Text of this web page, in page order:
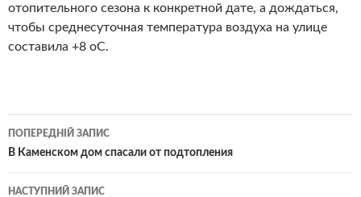
отопительного сезона к конкретной дате, а дождаться,
чтобы среднесуточная температура воздуха на улице
составила +8 оС.
Навігація
по
записам
ПОПЕРЕДНІЙ ЗАПИС
В Каменском дом спасали от подтопления
НАСТУПНИЙ ЗАПИС